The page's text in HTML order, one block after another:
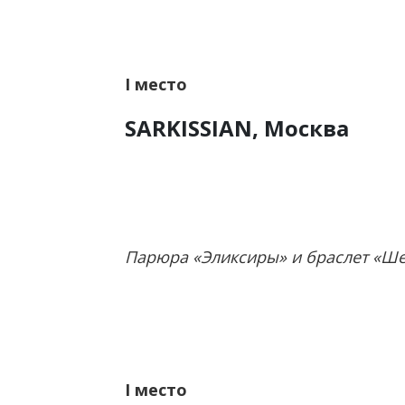
I место
SARKISSIAN, Москва
Парюра «Эликсиры» и браслет
I место